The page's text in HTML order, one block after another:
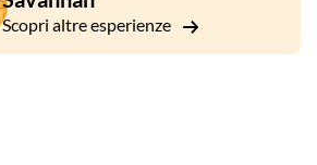
Scopri altre esperienze